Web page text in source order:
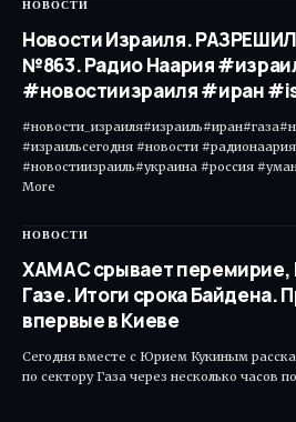
НОВОСТИ
Новости Израиля.
№863. Радио Наария
#новостиизраиля #иран
#израильсегодня #новости
#новостиизраиль#украина #россия
More ​
НОВОСТИ
ХАМАС срывает перемирие,
Газе. Итоги срока Байдена.
впервые в Киеве
Сегодня вместе с Юрием Кукиным
по сектору Газа через несколько часов